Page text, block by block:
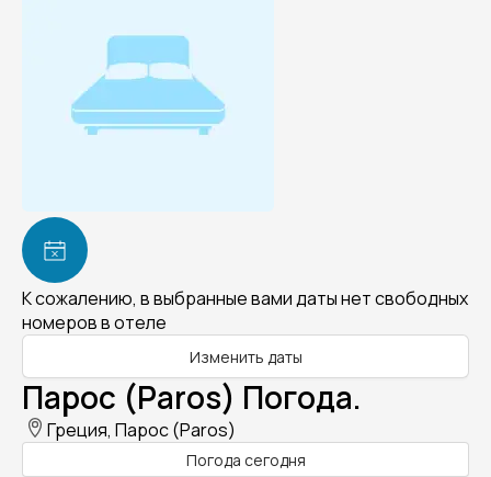
К сожалению, в выбранные вами даты нет свободных
номеров в отеле
Изменить даты
Парос (Paros) Погода.
Греция, Парос (Paros)
Погода сегодня